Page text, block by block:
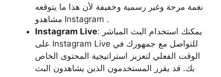
نغمة مرحة وغير رسمية وخفيفة لأن هذا ما يتوقعه
مشاهدو Instagram .
Instagram Live: يمكنك استخدام البث المباشر
على Instagram Live للتواصل مع جمهورك في
الوقت الفعلي لتعزيز استراتيجية المحتوى الخاص
بك. قد يقرر المستخدمون الذين يشاهدون البث